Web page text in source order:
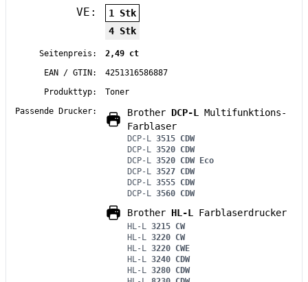
VE:
1 Stk
4 Stk
Seitenpreis:
2,49 ct
EAN / GTIN:
4251316586887
Produkttyp:
Toner
Passende Drucker:
Brother DCP-L Multifunktions-
Farblaser
DCP-L 3515 CDW
DCP-L 3520 CDW
DCP-L 3520 CDW Eco
DCP-L 3527 CDW
DCP-L 3555 CDW
DCP-L 3560 CDW
Brother HL-L Farblaserdrucker
HL-L 3215 CW
HL-L 3220 CW
HL-L 3220 CWE
HL-L 3240 CDW
HL-L 3280 CDW